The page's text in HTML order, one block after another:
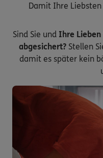
Damit Ihre
Sind Sie und Ihre
abgesichert?Stellen
damit es später kein